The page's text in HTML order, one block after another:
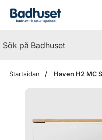
Startsidan Haven H2 MC